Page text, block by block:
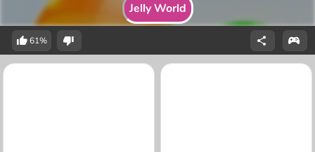
Jelly World
61%